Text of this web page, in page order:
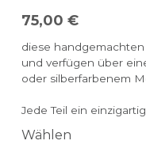
75,00 €
diese handgemachten
und verfügen über
oder silberfarbenem
Jede Teil ein
Wählen